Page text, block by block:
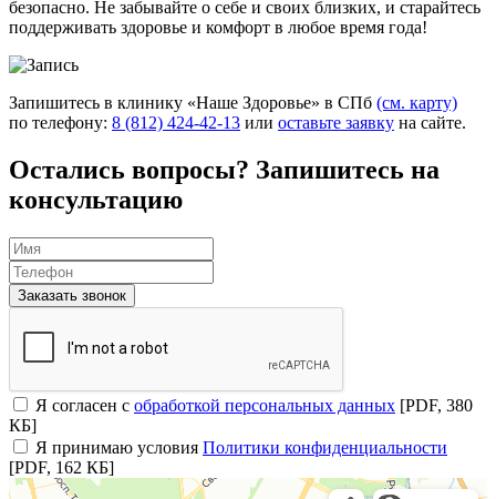
безопасно. Не забывайте о себе и своих близких, и старайтесь
поддерживать здоровье и комфорт в любое время года!
Запишитесь в клинику «Наше Здоровье» в СПб (см. карту)
по телефону: 8 (812) 424-42-13 или оставьте заявку на сайте.
Остались вопросы? Запишитесь на
консультацию
Заказать звонок
Я согласен с обработкой персональных данных [PDF, 380
КБ]
Я принимаю условия Политики конфиденциальности
[PDF, 162 КБ]